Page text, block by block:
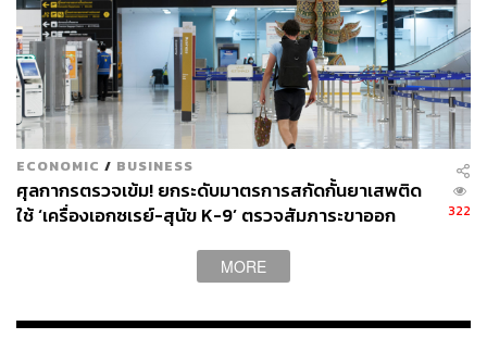
ECONOMIC / BUSINESS
ศุลกากรตรวจเข้ม! ยกระดับมาตรการสกัดกั้นยาเสพติด
ใช้ ‘เครื่องเอกซเรย์-สุนัข K-9’ ตรวจสัมภาระขาออก
322
MORE